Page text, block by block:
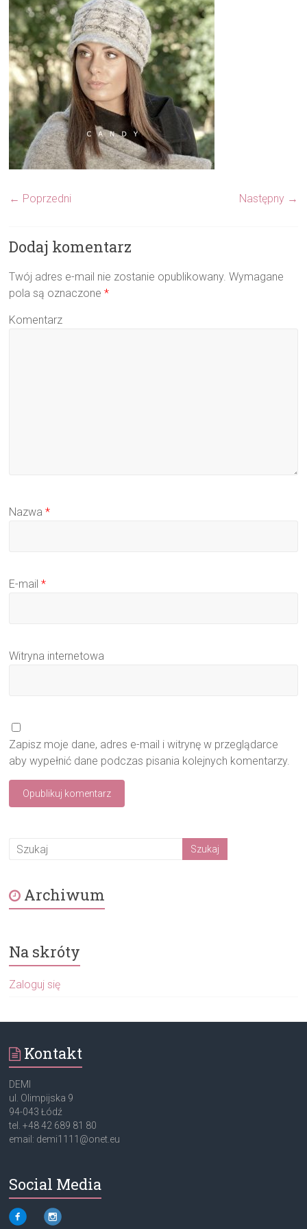
← Poprzedni Następny →
Dodaj komentarz
Twój adres e-mail nie zostanie opublikowany. Wymagane
pola są oznaczone*
Komentarz
Nazwa*
E-mail*
Witryna internetowa
Zapisz moje dane, adres e-mail i witrynę w przeglądarce
aby wypełnić dane podczas pisania kolejnych komentarzy.
Archiwum
Na skróty
Zaloguj się
Kontakt
DEMI
ul. Olimpijska 9
94-043 Łódź
tel. +48 42 689 81 80
email: demi1111@onet.eu
Social Media